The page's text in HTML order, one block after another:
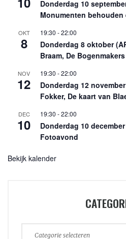
Donderdag 10
Monumenten
OKT
8
19:30 -22:00
Donderdag 8 oktober
Braam, De
NOV
12
19:30 -22:00
Donderdag 12
Fokker, De kaart van
DEC
10
19:30 -22:00
Donderdag 10
Fotoavond
Bekijk kalender
Categorieën